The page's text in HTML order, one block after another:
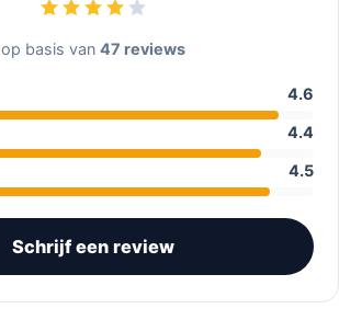
op basis van 47 reviews
4.6
4.4
4.5
Schrijf een review